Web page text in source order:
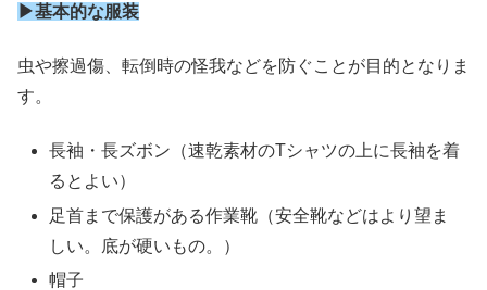
▶基本的な服装
虫や擦過傷、転倒時の怪我などを防ぐことが目的となりま
す。
長袖・長ズボン（速乾素材のTシャツの上に長袖を着
るとよい）
足首まで保護がある作業靴（安全靴などはより望ま
しい。底が硬いもの。）
帽子